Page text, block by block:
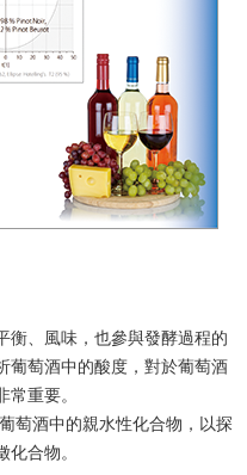
衡、風味，也參與發酵過程的
葡萄酒中的酸度，對於葡萄酒
重要。
萄酒中的親水性化合物，以探
合物。